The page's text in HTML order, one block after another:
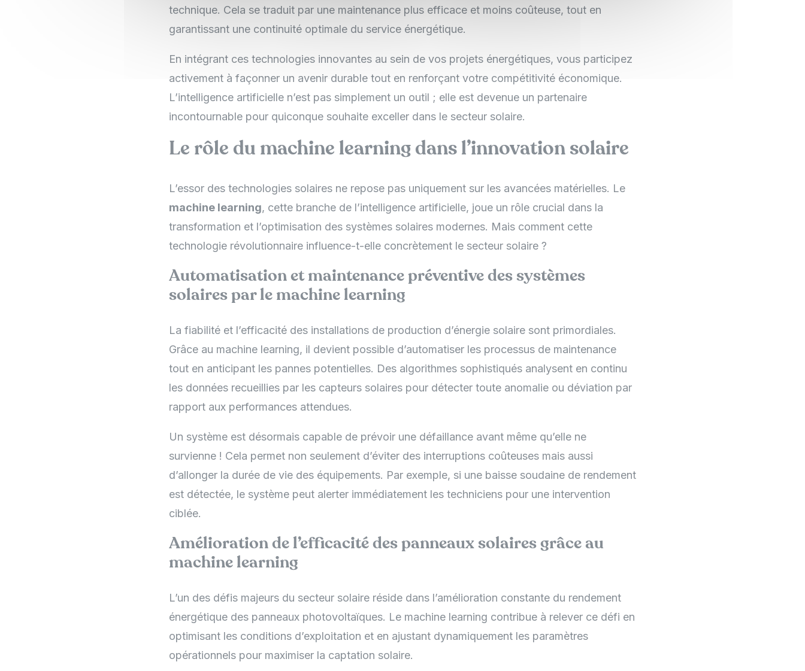
technique. Cela se traduit par une maintenance plus efficace et moins coûteuse, tout en
garantissant une continuité optimale du service énergétique.
En intégrant ces technologies innovantes au sein de vos projets énergétiques, vous participez
activement à façonner un avenir durable tout en renforçant votre compétitivité économique.
L’intelligence artificielle n’est pas simplement un outil ; elle est devenue un partenaire
incontournable pour quiconque souhaite exceller dans le secteur solaire.
Le rôle du machine learning dans l’innovation solaire
L’essor des technologies solaires ne repose pas uniquement sur les avancées matérielles. Le
machine learning, cette branche de l’intelligence artificielle, joue un rôle crucial dans la
transformation et l’optimisation des systèmes solaires modernes. Mais comment cette
technologie révolutionnaire influence-t-elle concrètement le secteur solaire ?
Automatisation et maintenance préventive des systèmes
solaires par le machine learning
La fiabilité et l’efficacité des installations de production d’énergie solaire sont primordiales.
Grâce au machine learning, il devient possible d’automatiser les processus de maintenance
tout en anticipant les pannes potentielles. Des algorithmes sophistiqués analysent en continu
les données recueillies par les capteurs solaires pour détecter toute anomalie ou déviation par
rapport aux performances attendues.
Un système est désormais capable de prévoir une défaillance avant même qu’elle ne
survienne ! Cela permet non seulement d’éviter des interruptions coûteuses mais aussi
d’allonger la durée de vie des équipements. Par exemple, si une baisse soudaine de rendement
est détectée, le système peut alerter immédiatement les techniciens pour une intervention
ciblée.
Amélioration de l’efficacité des panneaux solaires grâce au
machine learning
L’un des défis majeurs du secteur solaire réside dans l’amélioration constante du rendement
énergétique des panneaux photovoltaïques. Le machine learning contribue à relever ce défi en
optimisant les conditions d’exploitation et en ajustant dynamiquement les paramètres
opérationnels pour maximiser la captation solaire.